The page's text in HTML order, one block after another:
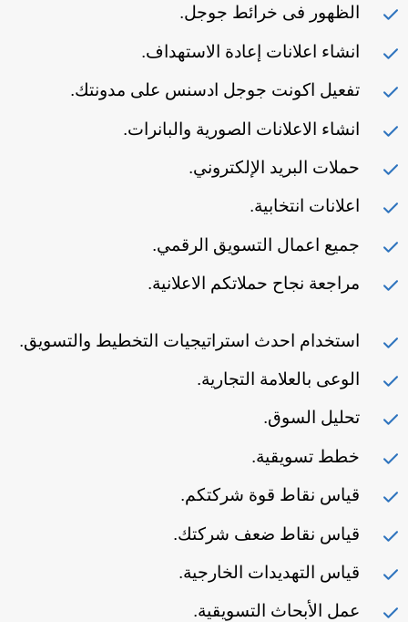
الظهور فى خرائط جوجل.
انشاء اعلانات إعادة الاستهداف.
تفعيل اكونت جوجل ادسنس على مدونتك.
انشاء الاعلانات الصورية والبانرات.
حملات البريد الإلكتروني.
اعلانات انتخابية.
جميع اعمال التسويق الرقمي.
مراجعة نجاح حملاتكم الاعلانية.
استخدام احدث استراتيجيات التخطيط والتسويق.
الوعى بالعلامة التجارية.
تحليل السوق.
خطط تسويقية.
قياس نقاط قوة شركتكم.
قياس نقاط ضعف شركتك.
قياس التهديدات الخارجية.
عمل الأبحاث التسويقية.